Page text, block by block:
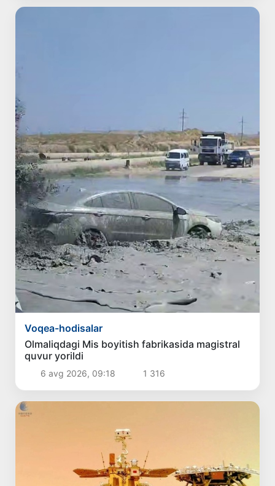
Voqea-hodisalar
Olmaliqdagi Mis boyitish fabrikasida magistral
quvur yorildi
6 avg 2026, 09:18 1 316